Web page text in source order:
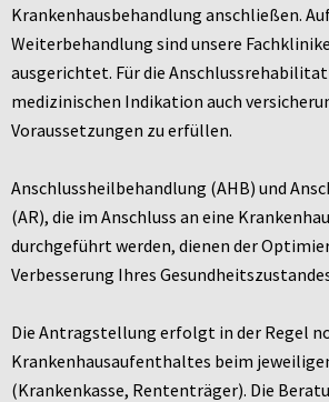
Krankenhausbehandlung anschließen.
Weiterbehandlung sind unsere
ausgerichtet. Für die
medizinischen Indikation auch
Voraussetzungen zu erfüllen.
Anschlussheilbehandlung (AHB) und
(AR), die im Anschluss an eine
durchgeführt werden, dienen der
Verbesserung Ihres
Die Antragstellung erfolgt in der Regel
Krankenhausaufenthaltes beim
(Krankenkasse, Rententräger). Die